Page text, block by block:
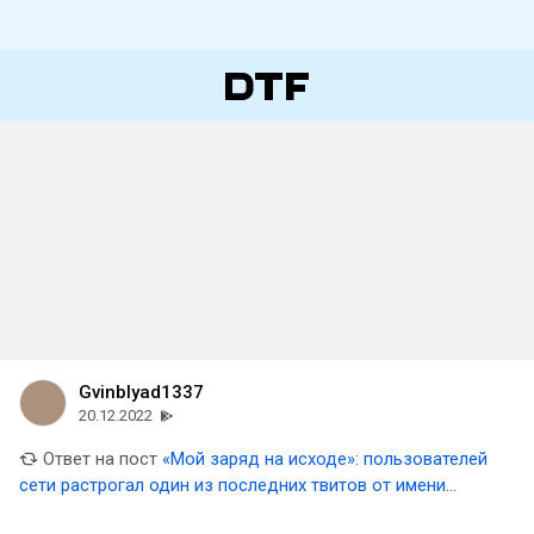
Gvinblyad1337
20.12.2022
Ответ на пост «Мой заряд на исходе»: пользователей
сети растрогал один из последних твитов от имени